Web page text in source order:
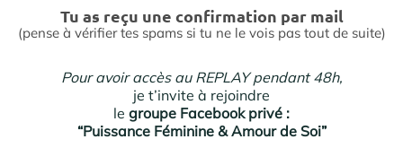
Tu as reçu une confirmation par mail
(pense à vérifier tes spams si tu ne le vois pas tout de suite)
Pour avoir accès au REPLAY pendant 48h,
je t’invite à rejoindre
le groupe Facebook privé :
“Puissance Féminine & Amour de Soi”